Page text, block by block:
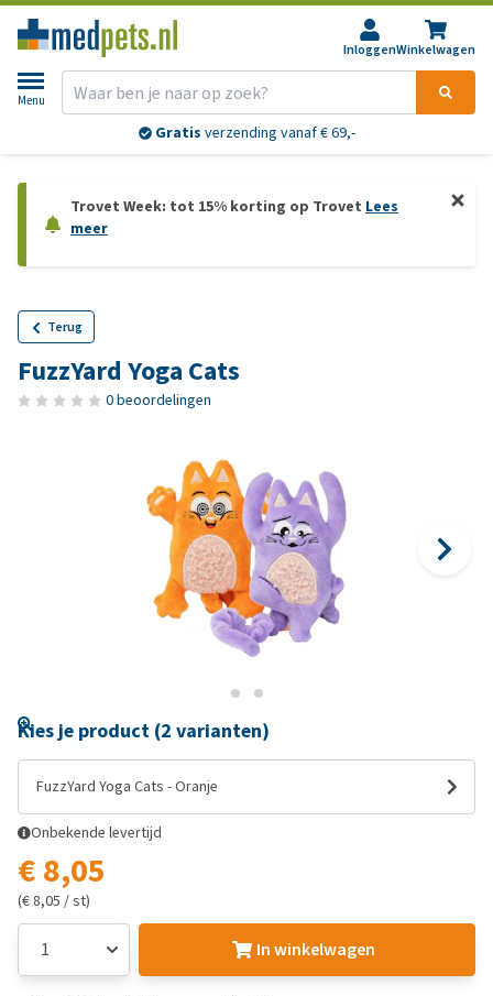
InloggenWinkelwagen
Menu
Gratis verzending vanaf € 69,-
Trovet Week: tot 15% korting op Trovet Lees
meer
Terug
FuzzYard Yoga Cats
0 beoordelingen
Kies je product (2 varianten)
FuzzYard Yoga Cats - Oranje
Onbekende levertijd
€ 8,05
(€ 8,05 / st)
In winkelwagen